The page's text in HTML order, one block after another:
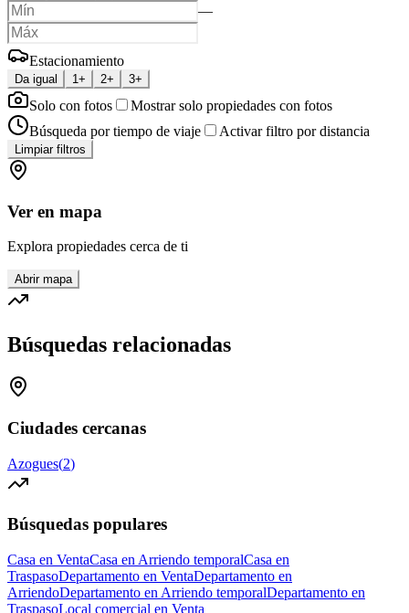
—
Estacionamiento
Da igual 1+ 2+ 3+
Solo con fotos
Mostrar solo propiedades con fotos
Búsqueda por tiempo de viaje
Activar filtro por distancia
Limpiar filtros
Ver en mapa
Explora propiedades cerca de ti
Abrir mapa
Búsquedas relacionadas
Ciudades cercanas
Azogues(2)
Búsquedas populares
Casa en VentaCasa en Arriendo temporalCasa en
TraspasoDepartamento en VentaDepartamento en
ArriendoDepartamento en Arriendo temporalDepartamento en
TraspasoLocal comercial en Venta